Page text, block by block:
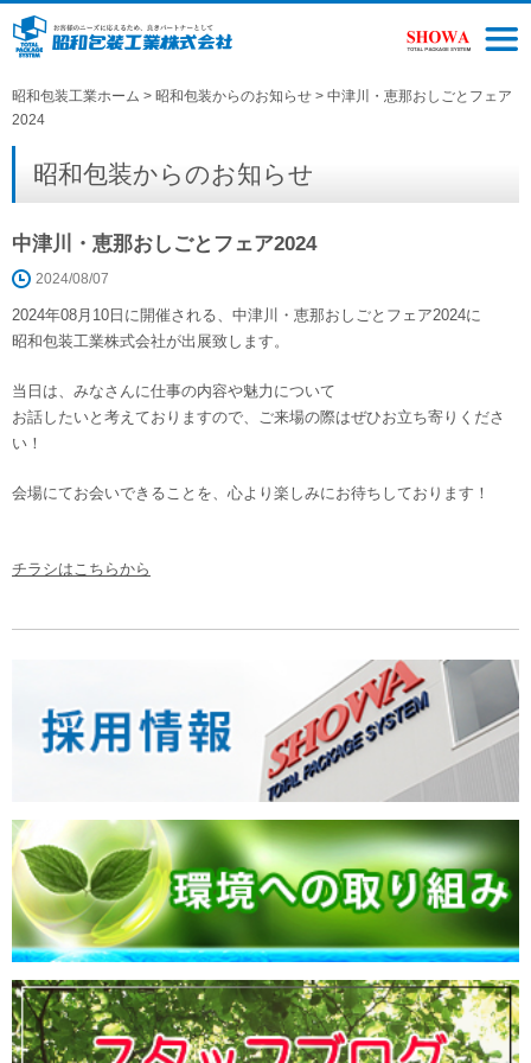
昭和包装工業ホーム > 昭和包装からのお知らせ > 中津川・恵那おしごとフェア
2024
昭和包装からのお知らせ
中津川・恵那おしごとフェア2024
2024/08/07
2024年08月10日に開催される、中津川・恵那おしごとフェア2024に
昭和包装工業株式会社が出展致します。
当日は、みなさんに仕事の内容や魅力について
お話したいと考えておりますので、ご来場の際はぜひお立ち寄りくださ
い！
会場にてお会いできることを、心より楽しみにお待ちしております！
チラシはこちらから